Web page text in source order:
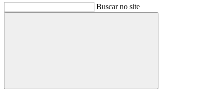
Buscar no site
Buscar